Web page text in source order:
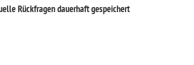
Rückfragen dauerhaft gespeichert